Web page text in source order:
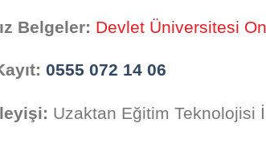
Belgeler: Devlet Üniversitesi
0555 072 14 06
Uzaktan Eğitim Teknolojisi